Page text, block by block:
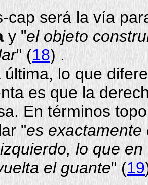
cap será la vía
y "el objeto
" (18) .
última, lo que
es que la
En términos
"es
lo que
el guante" (19